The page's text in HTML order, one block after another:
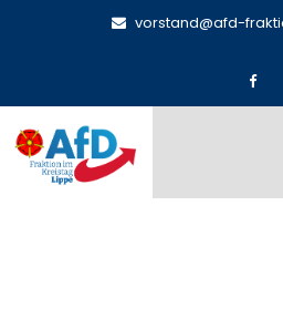
vorstand@afd-